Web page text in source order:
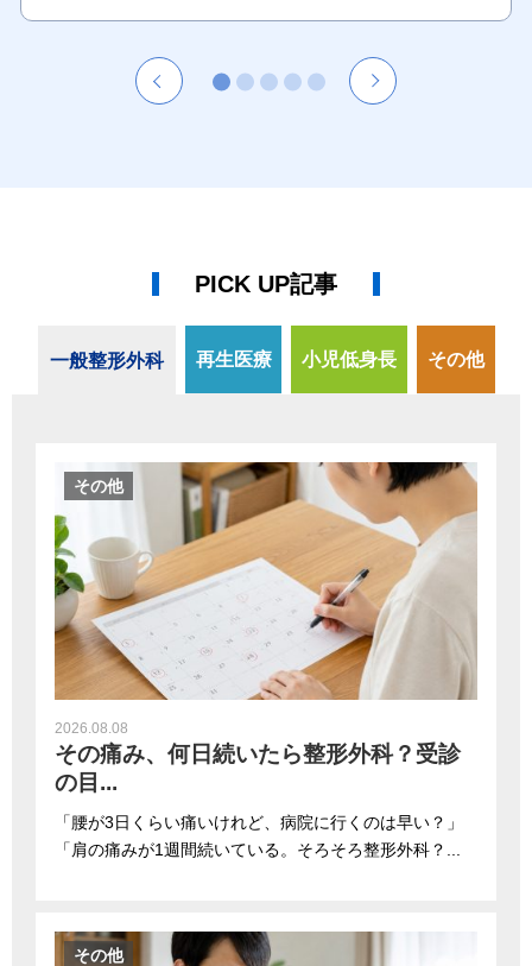
PICK UP記事
一般整形外科 再生医療 小児低身長 その他
その他
2026.08.08
その痛み、何日続いたら整形外科？受診
の目...
「腰が3日くらい痛いけれど、病院に行くのは早い？」
「肩の痛みが1週間続いている。そろそろ整形外科？...
その他